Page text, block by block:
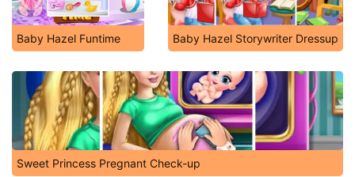
Baby Hazel Funtime Baby Hazel Storywriter Dressup
Sweet Princess Pregnant Check-up